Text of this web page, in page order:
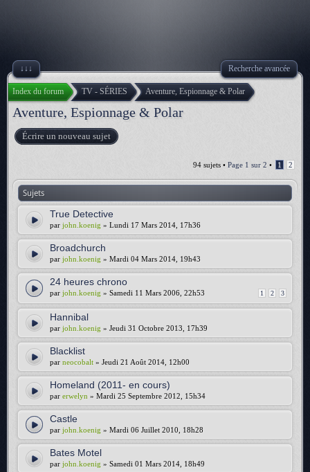
↓↓↓ Recherche avancée
Index du forum TV - SÉRIES Aventure, Espionnage & Polar
Aventure, Espionnage & Polar
Écrire un nouveau sujet
94 sujets • Page 1 sur 2 • 1 2
Sujets
True Detective
par john.koenig » Lundi 17 Mars 2014, 17h36
Broadchurch
par john.koenig » Mardi 04 Mars 2014, 19h43
24 heures chrono
1 2 3
par john.koenig » Samedi 11 Mars 2006, 22h53
Hannibal
par john.koenig » Jeudi 31 Octobre 2013, 17h39
Blacklist
par neocobalt » Jeudi 21 Août 2014, 12h00
Homeland (2011- en cours)
par erwelyn » Mardi 25 Septembre 2012, 15h34
Castle
par john.koenig » Mardi 06 Juillet 2010, 18h28
Bates Motel
par john.koenig » Samedi 01 Mars 2014, 18h49